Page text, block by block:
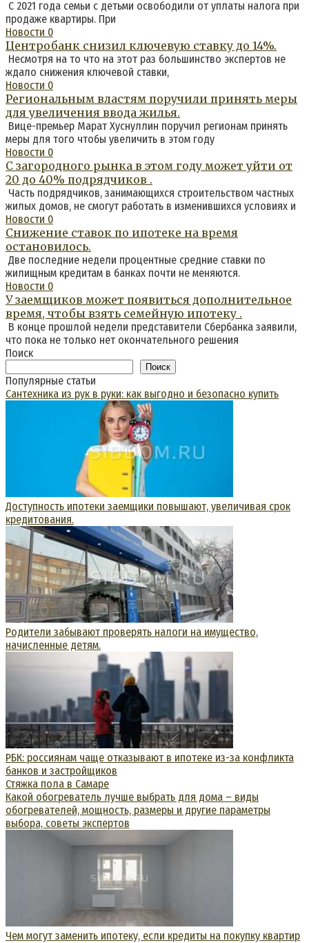
С 2021 года семьи с детьми освободили от уплаты налога при
продаже квартиры. При
Новости 0
Центробанк снизил ключевую ставку до 14%.
Несмотря на то что на этот раз большинство экспертов не
ждало снижения ключевой ставки,
Новости 0
Региональным властям поручили принять меры
для увеличения ввода жилья.
Вице-премьер Марат Хуснуллин поручил регионам принять
меры для того чтобы увеличить в этом году
Новости 0
С загородного рынка в этом году может уйти от
20 до 40% подрядчиков .
Часть подрядчиков, занимающихся строительством частных
жилых домов, не смогут работать в изменившихся условиях и
Новости 0
Снижение ставок по ипотеке на время
остановилось.
Две последние недели процентные средние ставки по
жилищным кредитам в банках почти не меняются.
Новости 0
У заемщиков может появиться дополнительное
время, чтобы взять семейную ипотеку .
В конце прошлой недели представители Сбербанка заявили,
что пока не только нет окончательного решения
Поиск
Поиск
Популярные статьи
Сантехника из рук в руки: как выгодно и безопасно купить
Доступность ипотеки заемщики повышают, увеличивая срок
кредитования.
Родители забывают проверять налоги на имущество,
начисленные детям.
РБК: россиянам чаще отказывают в ипотеке из-за конфликта
банков и застройщиков
Стяжка пола в Самаре
Какой обогреватель лучше выбрать для дома – виды
обогревателей, мощность, размеры и другие параметры
выбора, советы экспертов
Чем могут заменить ипотеку, если кредиты на покупку квартир